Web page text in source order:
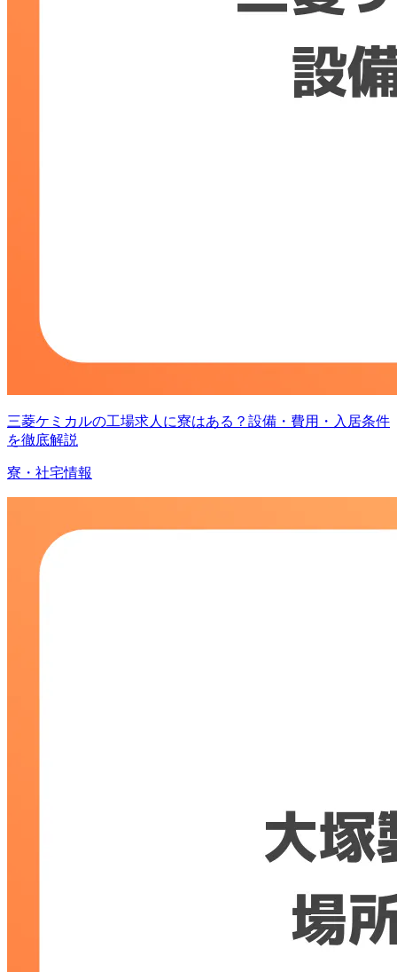
三菱ケミカルの工場求人に寮はある？設備・費用・入居条件
を徹底解説
寮・社宅情報